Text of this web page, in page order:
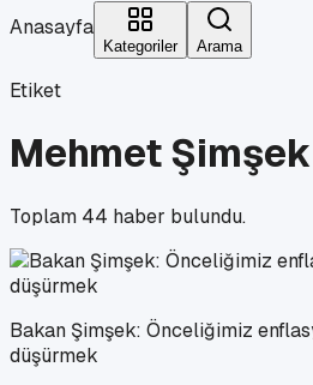
Anasayfa
Kategoriler Arama
Etiket
Mehmet Şimşek
Toplam 44 haber bulundu.
Bakan Şimşek: Önceliğimiz
düşürmek